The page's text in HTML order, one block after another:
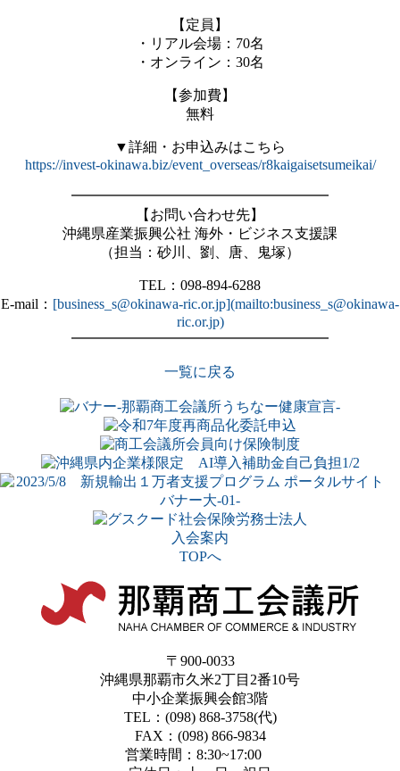
【定員】
・リアル会場：70名
・オンライン：30名
【参加費】
無料
▼詳細・お申込みはこちら
https://invest-okinawa.biz/event_overseas/r8kaigaisetsumeikai/
━━━━━━━━━━━━━━━━━━
【お問い合わせ先】
沖縄県産業振興公社 海外・ビジネス支援課
（担当：砂川、劉、唐、鬼塚）
TEL：098-894-6288
E-mail： [business_s@okinawa-ric.or.jp](mailto:business_s@okinawa-
ric.or.jp)
━━━━━━━━━━━━━━━━━━
一覧に戻る
入会案内
TOPへ
〒900-0033
沖縄県那覇市久米2丁目2番10号
中小企業振興会館3階
TEL：(098) 868-3758(代)
FAX：(098) 866-9834
営業時間：8:30~17:00